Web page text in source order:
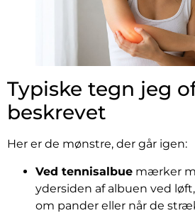
Typiske tegn jeg
beskrevet
Her er de mønstre, der går igen:
Ved tennisalbue mærker
ydersiden af albuen ved
om pander eller når de